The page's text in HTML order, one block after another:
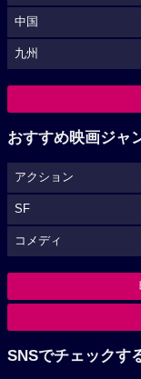
中国
九州
おすすめ映画ジャ
アクション
SF
コメディ
SNSでチェックす